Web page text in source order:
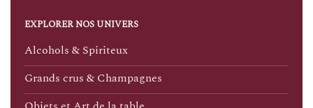
EXPLORER NOS UNIVERS
Alcohols & Spiriteux
Grands crus & Champagnes